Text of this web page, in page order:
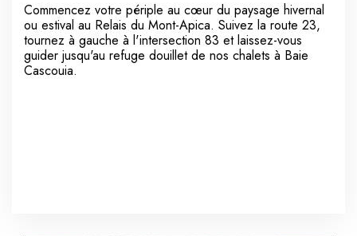
Commencez votre périple au cœur du paysage hivernal
ou estival au Relais du Mont-Apica. Suivez la route 23,
tournez à gauche à l'intersection 83 et laissez-vous
guider jusqu'au refuge douillet de nos chalets à Baie
Cascouia.